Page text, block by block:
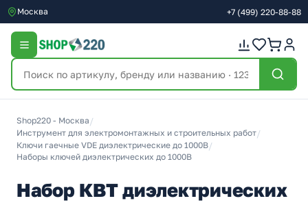
Москва +7 (499) 220-88-88
Shop220 - Москва /
Инструмент для электромонтажных и строительных работ/
Ключи гаечные VDE диэлектрические до 1000В/
Наборы ключей диэлектрических до 1000В
Набор КВТ диэлектрических